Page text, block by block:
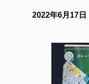
2022年6月17日